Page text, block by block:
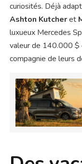
curiosités. Déjà
Ashton Kutcheret
luxueux Mercedes
valeur de 140.000 $
compagnie de leurs